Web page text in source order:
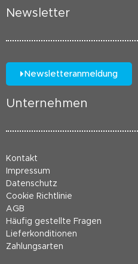
Newsletter
Newsletteranmeldung
Unternehmen
Kontakt
Impressum
Datenschutz
Cookie Richtlinie
AGB
Häufig gestellte Fragen
Lieferkonditionen
Zahlungsarten